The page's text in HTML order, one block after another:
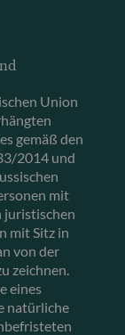
Union
gemäß den
2014 und
mit
juristischen
mit Sitz in
von der
zeichnen.
eines
natürliche